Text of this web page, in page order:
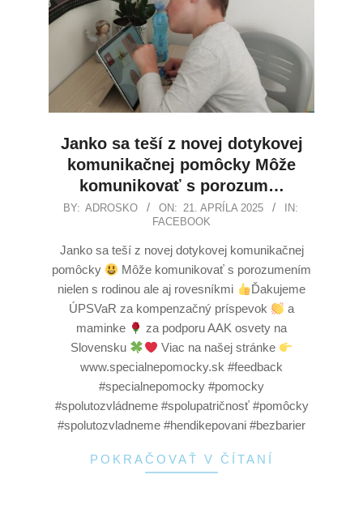
Janko sa teší z novej dotykovej
komunikačnej pomôcky Môže
komunikovať s porozum…
BY: ADROSKO ON: 21. APRÍLA 2025
IN:
FACEBOOK
Janko sa teší z novej dotykovej komunikačnej
pomôcky
Môže komunikovať s porozumením
nielen s rodinou ale aj rovesníkmi
Ďakujeme
ÚPSVaR za kompenzačný príspevok
a
maminke
za podporu AAK osvety na
Slovensku
Viac na našej stránke
www.specialnepomocky.sk #feedback
#specialnepomocky #pomocky
#spolutozvládneme #spolupatričnosť #pomôcky
#spolutozvladneme #hendikepovani #bezbarier
POKRAČOVAŤ V ČÍTANÍ